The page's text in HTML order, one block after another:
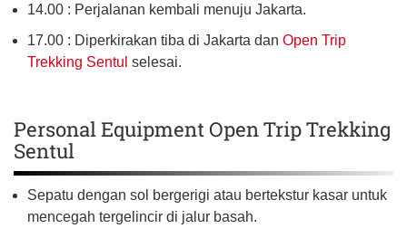
14.00 : Perjalanan kembali menuju Jakarta.
17.00 : Diperkirakan tiba di Jakarta dan Open Trip
Trekking Sentul selesai.
Personal Equipment Open Trip Trekking
Sentul
Sepatu dengan sol bergerigi atau bertekstur kasar untuk
mencegah tergelincir di jalur basah.